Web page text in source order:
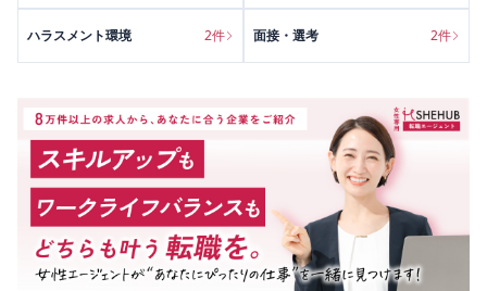
ハラスメント環境 2件 面接・選考 2件